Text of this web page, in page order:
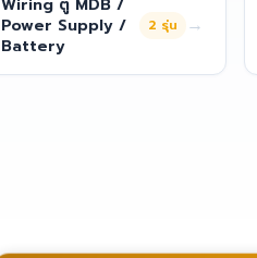
Wiring ตู้ MDB /
Power Supply /
Battery
2 รุ่น →